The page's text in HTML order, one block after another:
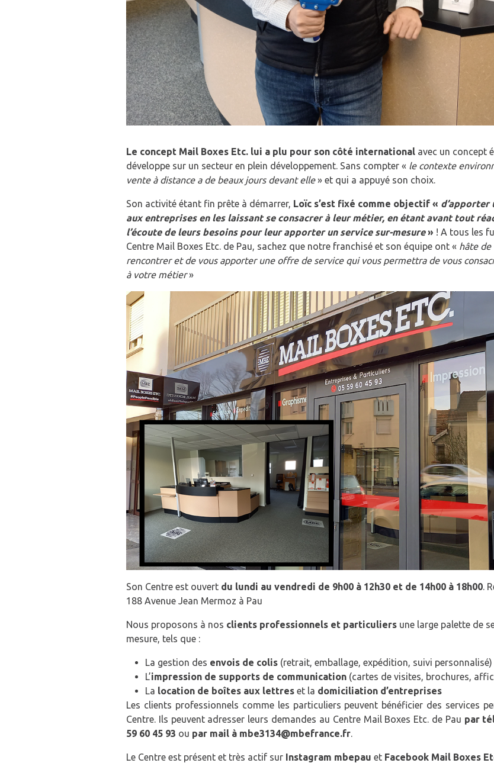
Le concept Mail Boxes Etc. lui a plu pour son côté international avec un concept
développe sur un secteur en plein développement. Sans compter « le contexte
vente à distance a de beaux jours devant elle» et qui a appuyé son choix.
Son activité étant fin prête à démarrer, Loïc s’est fixé comme objectif « d’apporter
aux entreprises en les laissant se consacrer à leur métier, en étant avant tout
l’écoute de leurs besoins pour leur apporter un service sur-mesure» ! A tous les
Centre Mail Boxes Etc. de Pau, sachez que notre franchisé et son équipe ont « hâte de
rencontrer et de vous apporter une offre de service qui vous permettra de vous
à votre métier»
Son Centre est ouvert du lundi au vendredi de 9h00 à 12h30 et de 14h00 à 18h00.
188 Avenue Jean Mermoz à Pau
Nous proposons à nos clients professionnels et particuliers une large palette de
mesure, tels que :
La gestion des envois de colis (retrait, emballage, expédition, suivi personnalisé)
L’impression de supports de communication (cartes de visites, brochures,
La location de boîtes aux lettres et la domiciliation d’entreprises
Les clients professionnels comme les particuliers peuvent bénéficier des services
Centre. Ils peuvent adresser leurs demandes au Centre Mail Boxes Etc. de Pau par
59 60 45 93 ou par mail à mbe3134@mbefrance.fr.
Le Centre est présent et très actif sur Instagram mbepau et Facebook Mail Boxes